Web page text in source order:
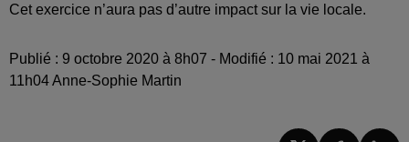
Cet exercice n’aura pas d’autre impact sur la vie locale.
Publié : 9 octobre 2020 à 8h07 - Modifié : 10 mai 2021 à
11h04 Anne-Sophie Martin